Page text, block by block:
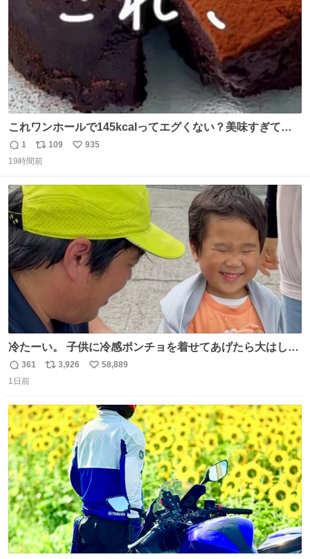
これワンホールで145kcalってエグくない？美味すぎて毎
日食べてるけど、次の日体重測ったら痩せてるの嬉しすぎ
る😭 レシピリプ⬇️
返
信
1
リ
ポ
ト
数
109
い
数
935
19時間前
冷たーい。 子供に冷感ポンチョを着せてあげたら大はしゃ
ぎで喜んでくれました。 こんな素敵な代物を提供してくれ
た山口県の恩師に感謝。
返
信
361
リ
ト
数
3,926
い
数
58,889
1日前